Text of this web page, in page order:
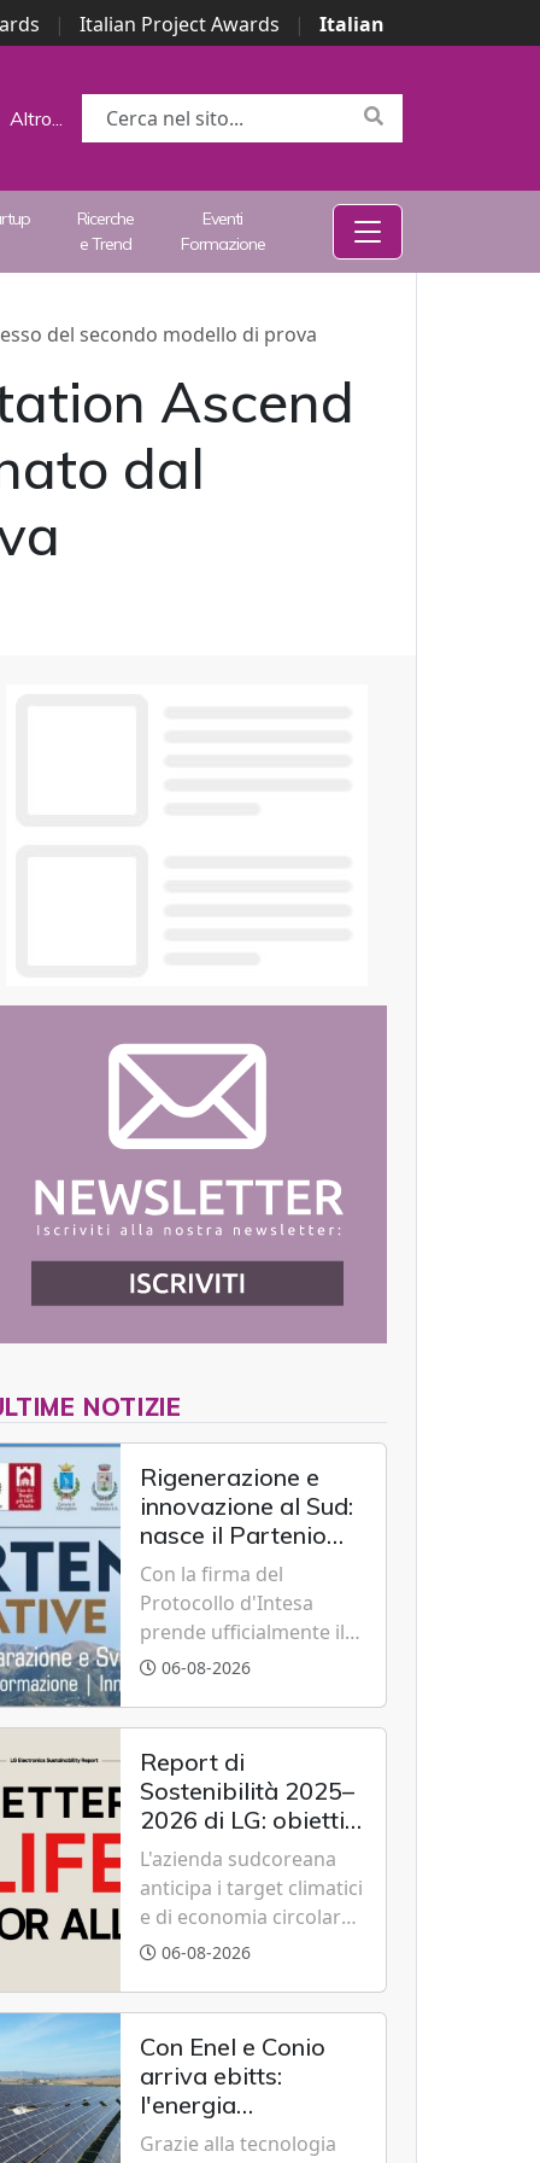
| Italian Project Awards |
Italian
Altro...
Ricerche
e Trend
Eventi
Formazione
del secondo modello di prova
Ascend
dal
NOTIZIE
Rigenerazione e
innovazione al Sud:
nasce il Partenio
Creative Hub per il
rilancio del
territorio
Con la firma del
Protocollo d'Intesa
prende ufficialmente il
via il recupero dell'ex
modello di partenariato
pubblico-privato e a una
rete di partner strategici
d'eccellenza.
06-08-2026
Report di
Sostenibilità 2025–
2026 di LG: obiettivi
2030 raggiunti con
cinque anni
d'anticipo
L'azienda sudcoreana
anticipa i target climatici
e di economia circolare,
confermando
a innovazione,
accessibilità e
governance
trasparente.
06-08-2026
Con Enel e Conio
arriva ebitts:
l'energia
rinnovabile entra in
Grazie alla tecnologia